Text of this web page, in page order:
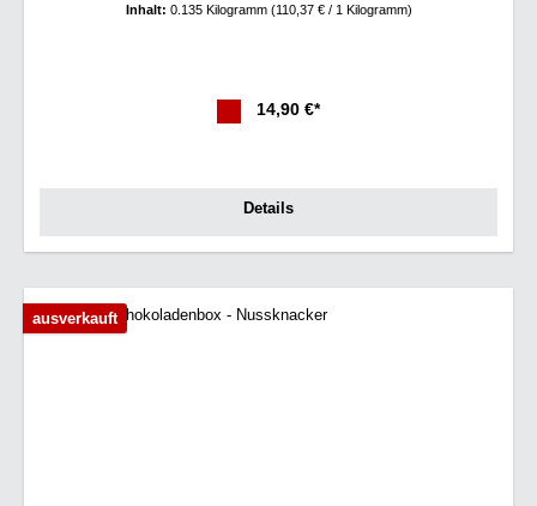
Inhalt: 0.135 Kilogramm (110,37 € / 1 Kilogramm)
14,90 €*
Details
ausverkauft